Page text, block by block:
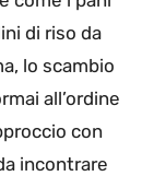
di riso da
lo scambio
all’ordine
con
incontrare